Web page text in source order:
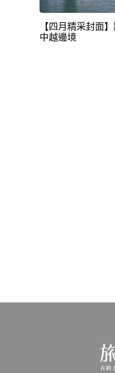
【四月精采封面
中越邊境